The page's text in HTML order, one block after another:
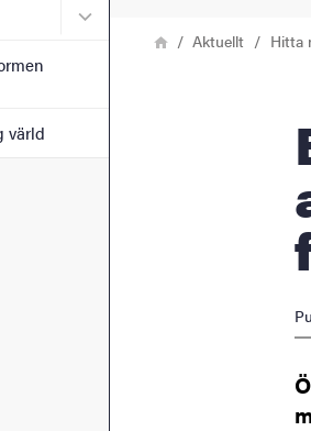
Undermeny för Pressrum
värld
LänkstigHemAktuellt Hitta
Bra